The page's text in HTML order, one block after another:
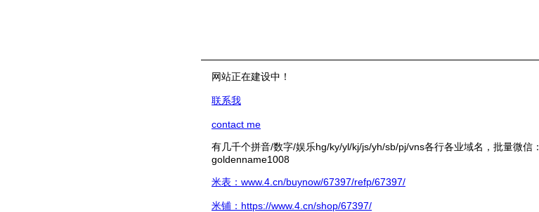
网站正在建设中！
联系我
contact me
有几千个拼音/数字/娱乐hg/ky/yl/kj/js/yh/sb/pj/vns各行各业域名，批量微信：
goldenname1008
米表：www.4.cn/buynow/67397/refp/67397/
米铺：https://www.4.cn/shop/67397/